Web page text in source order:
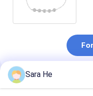
Empfohlene
Sara He